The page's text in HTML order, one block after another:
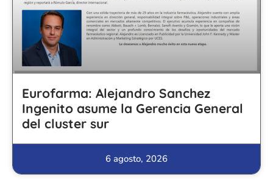
Eurofarma: Alejandro Sanchez
Ingenito asume la Gerencia General
del cluster sur
6 agosto, 2026